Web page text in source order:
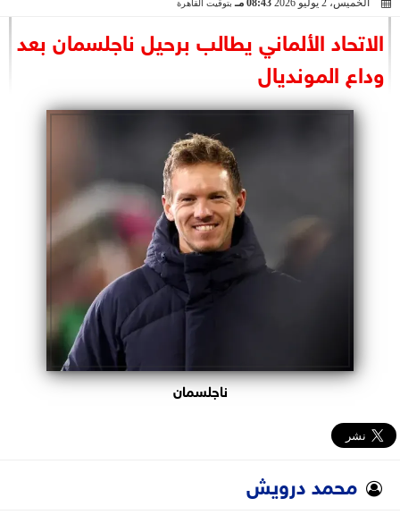
الرئاسة
البرلمان
الخميس، 2 يوليو 2026
08:43 مـ بتوقيت القاهرة
الاتحاد الألماني يطالب برحيل ناجلسمان بعد
وداع المونديال
ناجلسمان
محمد درويش